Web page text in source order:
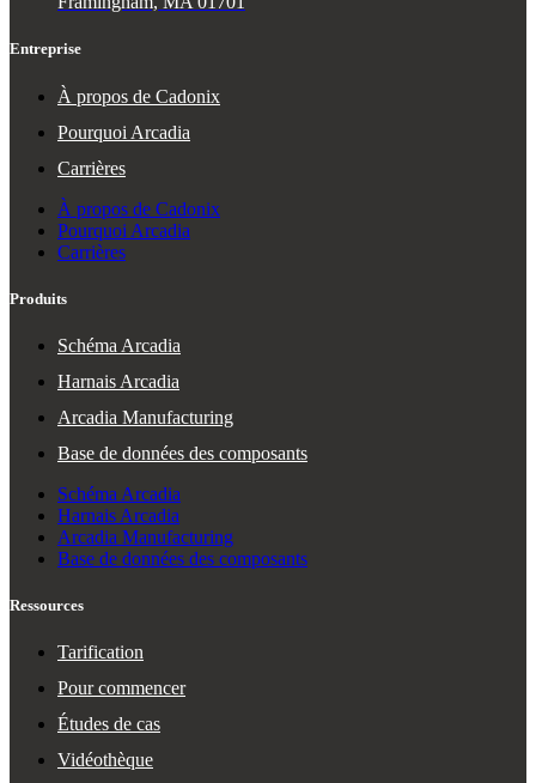
Entreprise
À propos de Cadonix
Pourquoi Arcadia
Carrières
À propos de Cadonix
Pourquoi Arcadia
Carrières
Produits
Schéma Arcadia
Harnais Arcadia
Arcadia Manufacturing
Base de données des composants
Schéma Arcadia
Harnais Arcadia
Arcadia Manufacturing
Base de données des composants
Ressources
Tarification
Pour commencer
Études de cas
Vidéothèque